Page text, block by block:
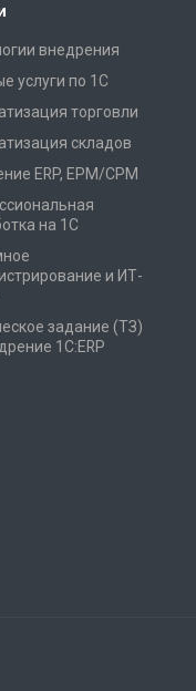
внедрения
услуги по 1С
торговли
складов
ERP, EPM/CPM
на 1С
и ИТ-
задание (ТЗ)
1С:ERP